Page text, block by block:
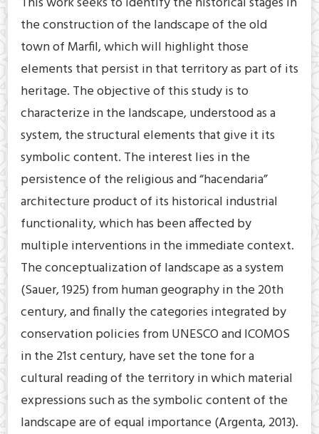
the construction of the landscape of the old
town of Marfil, which will highlight those
elements that persist in that territory as part of its
heritage. The objective of this study is to
characterize in the landscape, understood as a
system, the structural elements that give it its
symbolic content. The interest lies in the
persistence of the religious and “hacendaria”
architecture product of its historical industrial
functionality, which has been affected by
multiple interventions in the immediate context.
The conceptualization of landscape as a system
(Sauer, 1925) from human geography in the 20th
century, and finally the categories integrated by
conservation policies from UNESCO and ICOMOS
in the 21st century, have set the tone for a
cultural reading of the territory in which material
expressions such as the symbolic content of the
landscape are of equal importance (Argenta, 2013).